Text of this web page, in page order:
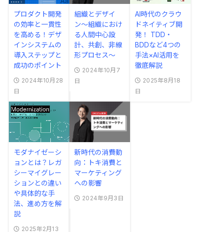
プロダクト開発
の効率と一貫性
を高める！デザ
インシステムの
導入ステップと
成功のポイント
2024年10月28
日
組織とデザイ
ン〜組織におけ
る人間中心設
計、共創、非線
形プロセス〜
2024年10月7
日
AI時代のクラウ
ドネイティブ開
発！ TDD・
BDDなど4つの
手法×AI活用を
徹底解説
2025年8月18
日
モダナイゼーシ
ョンとは？レガ
シーマイグレー
ションとの違い
や具体的な手
法、進め方を解
説
2025年2月13
新時代の消費動
向：トキ消費と
マーケティング
への影響
2024年9月3日